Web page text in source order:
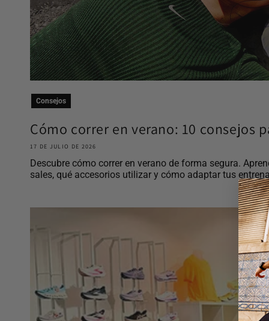
Consejos
Cómo correr en verano: 10 consejos
17 DE JULIO DE 2026
Descubre cómo correr en verano de forma segura.
sales, qué accesorios utilizar y cómo adaptar tus